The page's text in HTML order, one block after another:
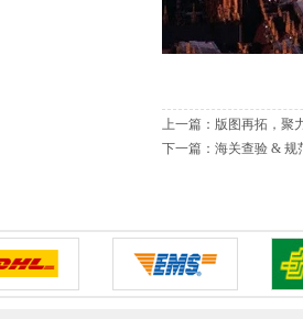
上一篇： 版图再拓，聚
下一篇： 海关查验 & 规